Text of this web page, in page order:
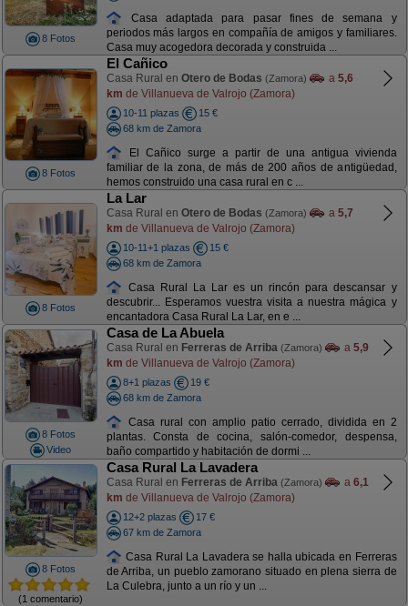
8 Fotos
Casa adaptada para pasar fines de semana y
periodos más largos en compañía de amigos y familiares.
Casa muy acogedora decorada y construida ...
8 Fotos
El Cañico
Casa Rural en Otero de Bodas (Zamora) a 5,6
km de Villanueva de Valrojo (Zamora)
10-11 plazas
15 €
68 km de Zamora
El Cañico surge a partir de una antigua vivienda
familiar de la zona, de más de 200 años de antigüedad,
hemos construido una casa rural en c ...
8 Fotos
La Lar
Casa Rural en Otero de Bodas (Zamora) a 5,7
km de Villanueva de Valrojo (Zamora)
10-11+1 plazas
15 €
68 km de Zamora
Casa Rural La Lar es un rincón para descansar y
descubrir... Esperamos vuestra visita a nuestra mágica y
encantadora Casa Rural La Lar, en e ...
8 Fotos
Video
Casa de La Abuela
Casa Rural en Ferreras de Arriba (Zamora) a 5,9
km de Villanueva de Valrojo (Zamora)
8+1 plazas
19 €
68 km de Zamora
Casa rural con amplio patio cerrado, dividida en 2
plantas. Consta de cocina, salón-comedor, despensa,
baño compartido y habitación de dormi ...
8 Fotos
(1 comentario)
Casa Rural La Lavadera
Casa Rural en Ferreras de Arriba (Zamora) a 6,1
km de Villanueva de Valrojo (Zamora)
12+2 plazas
17 €
67 km de Zamora
Casa Rural La Lavadera se halla ubicada en Ferreras
de Arriba, un pueblo zamorano situado en plena sierra de
La Culebra, junto a un río y un ...